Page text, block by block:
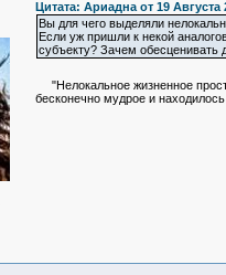
Цитата: Ариадна от 19 Августа
Вы для чего выделяли
Если уж пришли к некой
субъекту? Зачем обесценивать
"Нелокальное жизненное
бесконечно мудрое и